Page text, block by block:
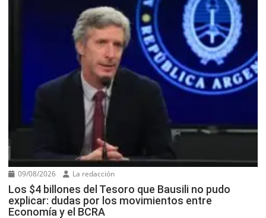
09/08/2026 La redacción
Los $4 billones del Tesoro que Bausili no pudo
explicar: dudas por los movimientos entre
Economía y el BCRA